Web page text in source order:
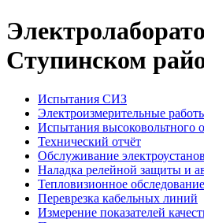
Ступинском
Испытания СИЗ
Электроизмерительные
Испытания высоковольтного
Технический отчёт
Обслуживание
Наладка релейной защиты и
Тепловизионное обследование
Переврезка кабельных линий
Измерение показателей